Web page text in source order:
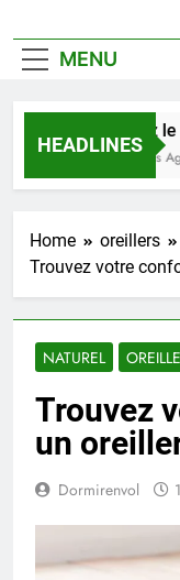
MENU
HEADLINES
Trouvez le
2 Semaines Ago
Home
oreillers
Trouvez votre
NATUREL
Trouvez
un
Dormirenvol